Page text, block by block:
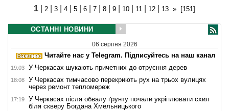
1 2 3 4 5 6 7 8 9 10 11 12 13 » [151]
ОСТАННІ НОВИНИ
06 серпня 2026
Читайте нас у Telegram. Підписуйтесь на наш канал
19:03 У Черкасах шукають причетних до отруєння дерев
18:08
У Черкасах тимчасово перекриють рух на трьох вулицях
через ремонт тепломереж
17:19
У Черкасах після обвалу ґрунту почали укріплювати схил
біля скверу Богдана Хмельницького